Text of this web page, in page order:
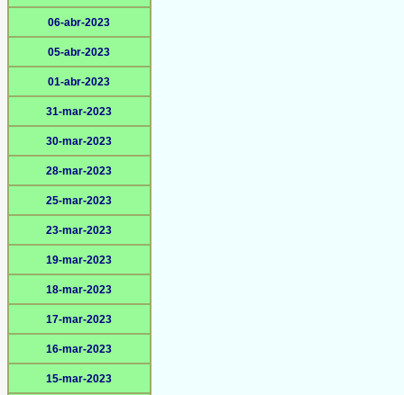
06-abr-2023
05-abr-2023
01-abr-2023
31-mar-2023
30-mar-2023
28-mar-2023
25-mar-2023
23-mar-2023
19-mar-2023
18-mar-2023
17-mar-2023
16-mar-2023
15-mar-2023